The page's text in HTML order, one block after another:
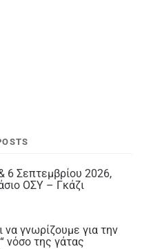
6 Σεπτεμβρίου 2026,
ΟΣΥ – Γκάζι
να γνωρίζουμε για την
νόσο της γάτας